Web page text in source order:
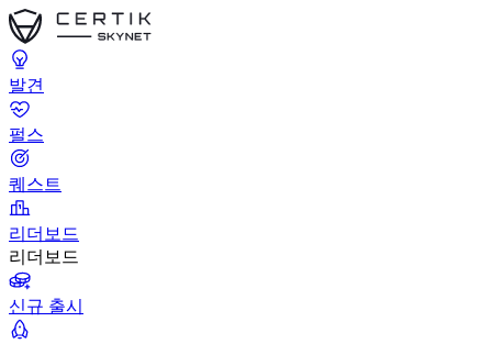
발견
펄스
퀘스트
리더보드
리더보드
신규 출시